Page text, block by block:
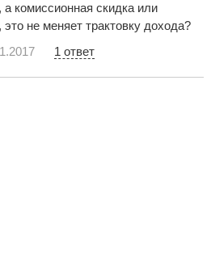
а комиссионная скидка или
это не меняет трактовку дохода?
1 ответ